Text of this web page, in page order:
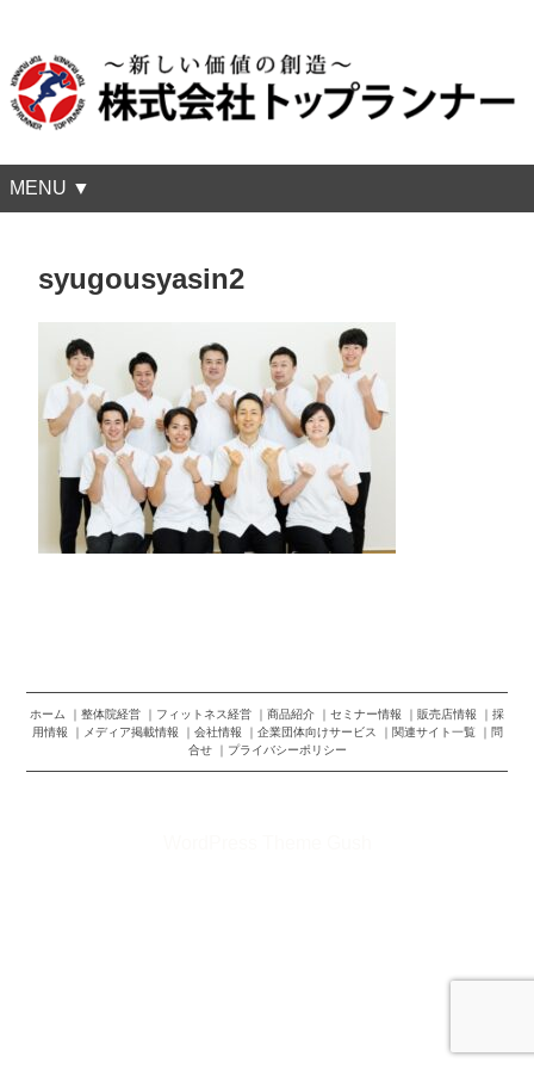
MENU ▼
syugousyasin2
ホーム 整体院経営 フィットネス経営 商品紹介 セミナー情報 販売店情報
採
用情報
メディア掲載情報 会社情報 企業団体向けサービス 関連サイト一覧
問
合せ
プライバシーポリシー